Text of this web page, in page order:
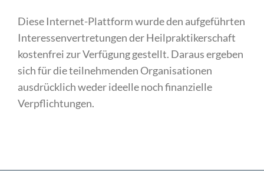
Diese Internet-Plattform wurde den aufgeführten
Interessenvertretungen der Heilpraktikerschaft
kostenfrei zur Verfügung gestellt. Daraus ergeben
sich für die teilnehmenden Organisationen
ausdrücklich weder ideelle noch finanzielle
Verpflichtungen.